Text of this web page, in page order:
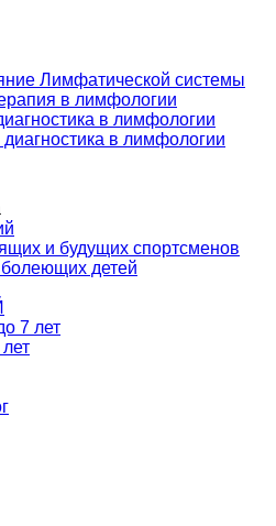
Лимфатической системы
в лимфологии
в лимфологии
диагностика в лимфологии
и будущих спортсменов
детей
7 лет